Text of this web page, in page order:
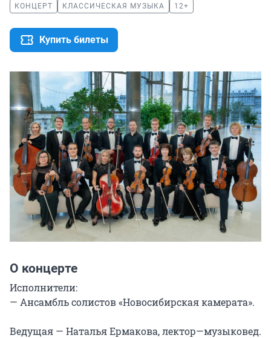
КОНЦЕРТ КЛАССИЧЕСКАЯ МУЗЫКА 12+
Купить билеты
О концерте
Исполнители:
— Ансамбль солистов «Новосибирская камерата».
Ведущая — Наталья Ермакова, лектор—музыковед.